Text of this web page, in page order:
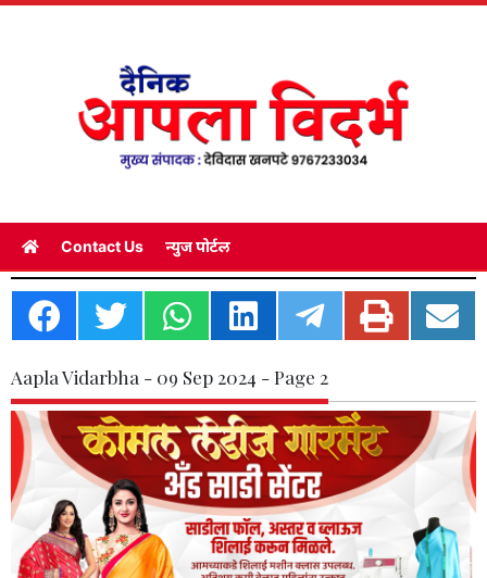
Contact Us न्युज पोर्टल
Aapla Vidarbha - 09 Sep 2024 - Page 2